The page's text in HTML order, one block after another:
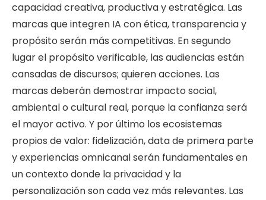
capacidad creativa, productiva y estratégica. Las
marcas que integren IA con ética, transparencia y
propósito serán más competitivas. En segundo
lugar el propósito verificable, las audiencias están
cansadas de discursos; quieren acciones. Las
marcas deberán demostrar impacto social,
ambiental o cultural real, porque la confianza será
el mayor activo. Y por último los ecosistemas
propios de valor: fidelización, data de primera parte
y experiencias omnicanal serán fundamentales en
un contexto donde la privacidad y la
personalización son cada vez más relevantes. Las